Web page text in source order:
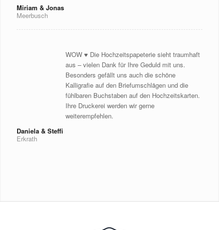
Miriam & Jonas
Meerbusch
WOW ♥ Die Hochzeitspapeterie sieht traumhaft
aus – vielen Dank für Ihre Geduld mit uns.
Besonders gefällt uns auch die schöne
Kalligrafie auf den Briefumschlägen und die
fühlbaren Buchstaben auf den Hochzeitskarten.
Ihre Druckerei werden wir gerne
weiterempfehlen.
Daniela & Steffi
Erkrath